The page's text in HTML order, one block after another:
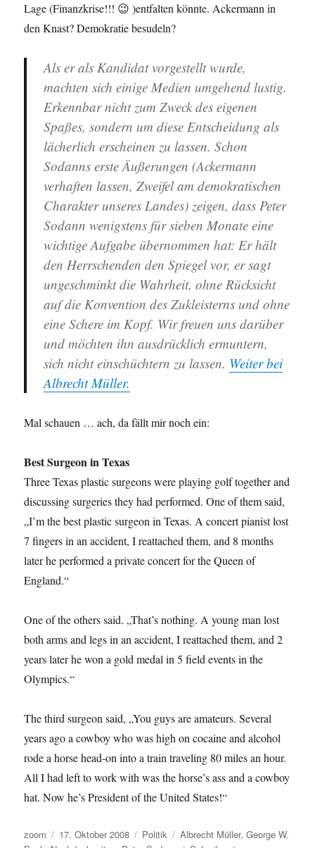
Lage (Finanzkrise!!! 😉 )entfalten könnte. Ackermann in
den Knast? Demokratie besudeln?
Als er als Kandidat vorgestellt wurde,
machten sich einige Medien umgehend lustig.
Erkennbar nicht zum Zweck des eigenen
Spaßes, sondern um diese Entscheidung als
lächerlich erscheinen zu lassen. Schon
Sodanns erste Äußerungen (Ackermann
verhaften lassen, Zweifel am demokratischen
Charakter unseres Landes) zeigen, dass Peter
Sodann wenigstens für sieben Monate eine
wichtige Aufgabe übernommen hat: Er hält
den Herrschenden den Spiegel vor, er sagt
ungeschminkt die Wahrheit, ohne Rücksicht
auf die Konvention des Zukleisterns und ohne
eine Schere im Kopf. Wir freuen uns darüber
und möchten ihn ausdrücklich ermuntern,
sich nicht einschüchtern zu lassen. Weiter bei
Albrecht Müller.
Mal schauen … ach, da fällt mir noch ein:
Best Surgeon in Texas
Three Texas plastic surgeons were playing golf together and
discussing surgeries they had performed. One of them said,
„I’m the best plastic surgeon in Texas. A concert pianist lost
7 fingers in an accident, I reattached them, and 8 months
later he performed a private concert for the Queen of
England.“
One of the others said. „That’s nothing. A young man lost
both arms and legs in an accident, I reattached them, and 2
years later he won a gold medal in 5 field events in the
Olympics.“
The third surgeon said, „You guys are amateurs. Several
years ago a cowboy who was high on cocaine and alcohol
rode a horse head-on into a train traveling 80 miles an hour.
All I had left to work with was the horse’s ass and a cowboy
hat. Now he’s President of the United States!“
Autor
zoom
Veröffentlicht
17. Oktober 2008 Kategorien
Politik Schlagwörter
Albrecht Müller,George W.